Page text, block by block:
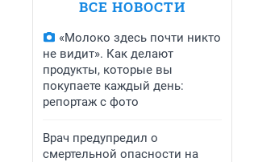
ВСЕ НОВОСТИ
«Молоко здесь почти никто
не видит». Как делают
продукты, которые вы
покупаете каждый день:
репортаж с фото
Врач предупредил о
смертельной опасности на